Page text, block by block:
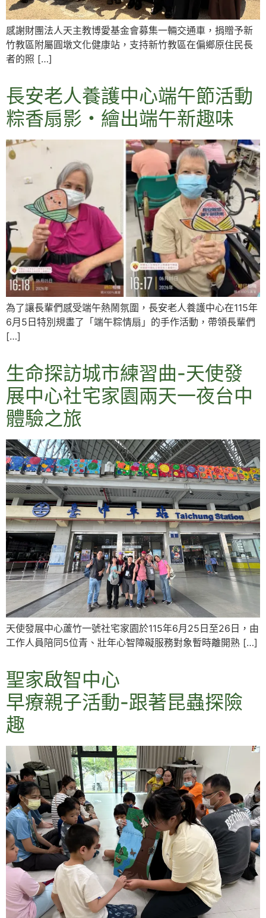
感謝財團法人天主教博愛基金會募集一輛交通車，捐贈予新
竹教區附屬圓墩文化健康站，支持新竹教區在偏鄉原住民長
者的照 […]
長安老人養護中心端午節活動
粽香扇影・繪出端午新趣味
為了讓長輩們感受端午熱鬧氛圍，長安老人養護中心在115年
6月5日特別規畫了「端午粽情扇」的手作活動，帶領長輩們
[…]
生命探訪城市練習曲-天使發
展中心社宅家園兩天一夜台中
體驗之旅
天使發展中心蘆竹一號社宅家園於115年6月25日至26日，由
工作人員陪同5位青、壯年心智障礙服務對象暫時離開熟 […]
聖家啟智中心
早療親子活動-跟著昆蟲探險
趣